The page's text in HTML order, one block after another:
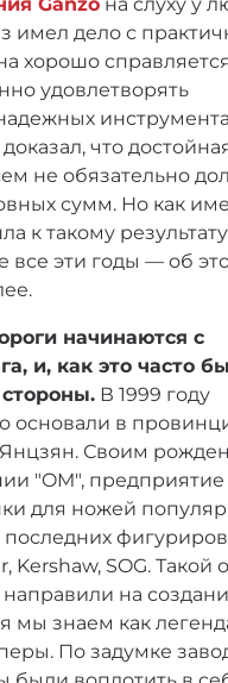
Ganzo на слуху у
имел дело с
хорошо
удовлетворять
что
не обязательно
сумм. Но как
к такому
все эти годы — об
начинаются с
и, как это часто
В 1999 году
основали в
Янцзян. Своим
"OM", предприятие
для ножей
Kershaw, SOG. Такой
на
мы знаем как
По задумке